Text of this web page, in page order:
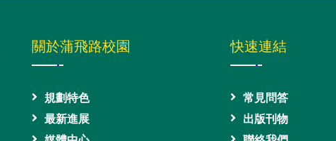
關於蒲飛路校園
規劃特色
最新進展
快速連結
常見問答
出版刊物